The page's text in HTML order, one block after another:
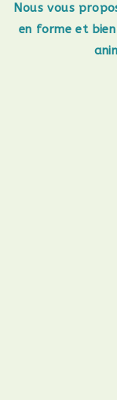
Nous vous
en forme et